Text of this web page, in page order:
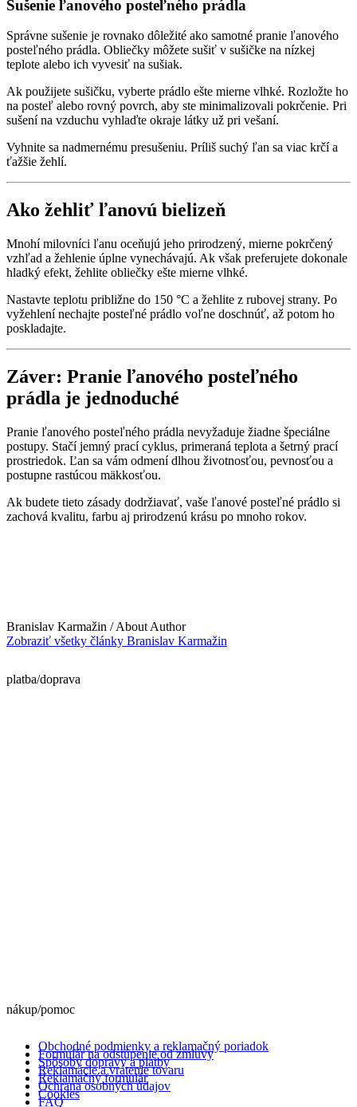
Sušenie ľanového posteľného prádla
Správne sušenie je rovnako dôležité ako samotné pranie ľanového
posteľného prádla. Obliečky môžete sušiť v sušičke na nízkej
teplote alebo ich vyvesiť na sušiak.
Ak použijete sušičku, vyberte prádlo ešte mierne vlhké. Rozložte ho
na posteľ alebo rovný povrch, aby ste minimalizovali pokrčenie. Pri
sušení na vzduchu vyhlaďte okraje látky už pri vešaní.
Vyhnite sa nadmernému presušeniu. Príliš suchý ľan sa viac krčí a
ťažšie žehlí.
Ako žehliť ľanovú bielizeň
Mnohí milovníci ľanu oceňujú jeho prirodzený, mierne pokrčený
vzhľad a žehlenie úplne vynechávajú. Ak však preferujete dokonale
hladký efekt, žehlite obliečky ešte mierne vlhké.
Nastavte teplotu približne do 150 °C a žehlite z rubovej strany. Po
vyžehlení nechajte posteľné prádlo voľne doschnúť, až potom ho
poskladajte.
Záver: Pranie ľanového posteľného
prádla je jednoduché
Pranie ľanového posteľného prádla nevyžaduje žiadne špeciálne
postupy. Stačí jemný prací cyklus, primeraná teplota a šetrný prací
prostriedok. Ľan sa vám odmení dlhou životnosťou, pevnosťou a
postupne rastúcou mäkkosťou.
Ak budete tieto zásady dodržiavať, vaše ľanové posteľné prádlo si
zachová kvalitu, farbu aj prirodzenú krásu po mnoho rokov.
Branislav Karmažin / About Author
Zobraziť všetky články Branislav Karmažin
platba/doprava
nákup/pomoc
Obchodné podmienky a reklamačný poriadok
Formulár na odstúpenie od zmluvy
Spôsoby dopravy a platby
Reklamácie a vrátenie tovaru
Reklamačný formulár
Ochrana osobných údajov
Cookies
FAQ